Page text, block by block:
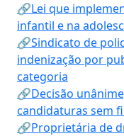
🔗Lei que
infantil e na
🔗Sindicato de
indenização por
categoria
🔗Decisão
candidaturas sem
🔗Proprietária de